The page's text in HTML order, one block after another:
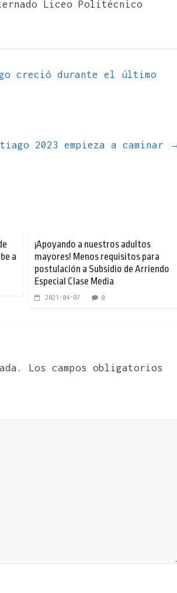
Liceo Politécnico
creció durante el último
2023 empieza a caminar
a
¡Apoyando a nuestros adultos
mayores! Menos requisitos para
postulación a Subsidio de Arriendo
Especial Clase Media
2021-04-07 0
Los campos obligatorios